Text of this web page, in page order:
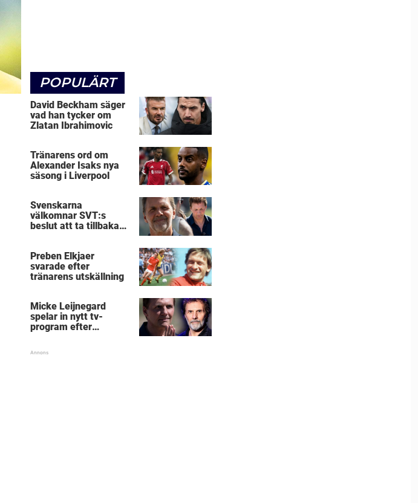
POPULÄRT
David Beckham säger
vad han tycker om
Zlatan Ibrahimovic
Tränarens ord om
Alexander Isaks nya
säsong i Liverpool
Svenskarna
välkomnar SVT:s
beslut att ta tillbaka
Preben Elkjaer
svarade efter
tränarens utskällning
Micke Leijnegard
spelar in nytt tv-
program efter